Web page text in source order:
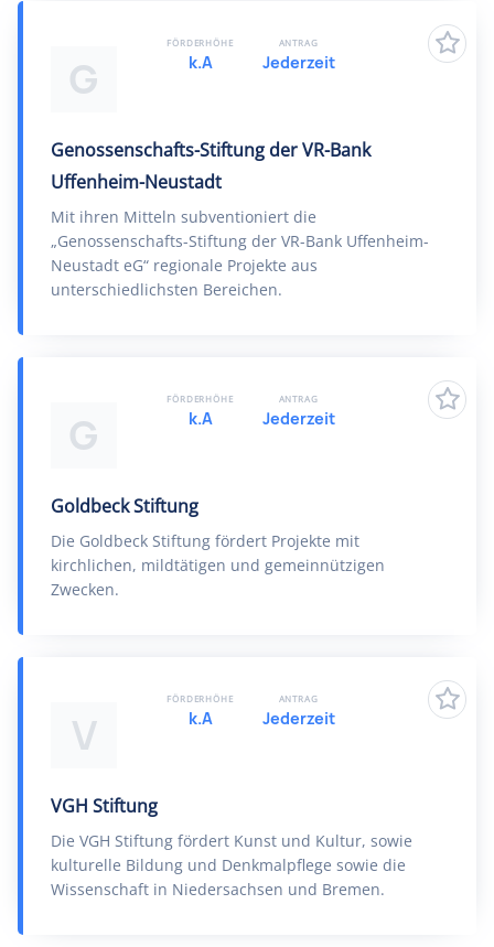
G
Genossenschafts-Stiftung der VR-Bank
Uffenheim-Neustadt
Mit ihren Mitteln subventioniert die
„Genossenschafts-Stiftung der VR-Bank Uffenheim-
Neustadt eG“ regionale Projekte aus
unterschiedlichsten Bereichen.
FÖRDERHÖHE
k.A
ANTRAG
Jederzeit
G
Goldbeck Stiftung
Die Goldbeck Stiftung fördert Projekte mit
kirchlichen, mildtätigen und gemeinnützigen
Zwecken.
FÖRDERHÖHE
k.A
ANTRAG
Jederzeit
V
VGH Stiftung
Die VGH Stiftung fördert Kunst und Kultur, sowie
kulturelle Bildung und Denkmalpflege sowie die
Wissenschaft in Niedersachsen und Bremen.
FÖRDERHÖHE
k.A
ANTRAG
Jederzeit